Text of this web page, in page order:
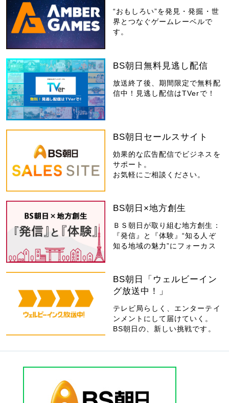
“おもしろい”を発見・発掘・世
界とつなぐゲームレーベルで
す。
BS朝日無料見逃し配信
放送終了後、期間限定で無料配
信中！見逃し配信はTVerで！
BS朝日セールスサイト
効果的な広告配信でビジネスを
サポート。
お気軽にご相談ください。
BS朝日×地方創生
ＢＳ朝日が取り組む地方創生：
『発信』と『体験』“知る人ぞ
知る地域の魅力”にフォーカス
BS朝日「ウェルビーイン
グ放送中！」
テレビ局らしく、エンターテイ
ンメントにして届けていく。
BS朝日の、新しい挑戦です。